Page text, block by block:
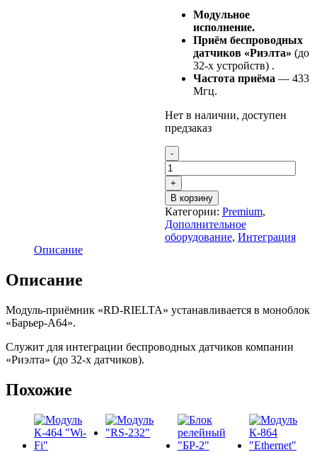
Модульное
исполнение.
Приём беспроводных
датчиков «Риэлта» (до
32-х устройств) .
Частота приёма— 433
Мгц.
Нет в наличии, доступен
предзаказ
Количество
В корзину
Категории: Premium,
Дополнительное
оборудование, Интеграция
Описание
Описание
Модуль-приёмник «RD-RIELTA» устанавливается в моноблок
«Барьер-А64».
Служит для интеграции беспроводных датчиков компании
«Риэлта» (до 32-х датчиков).
Похожие